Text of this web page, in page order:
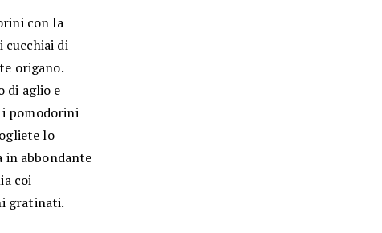
con la
di
origano.
di aglio e
pomodorini
lo
in abbondante
coi
gratinati.